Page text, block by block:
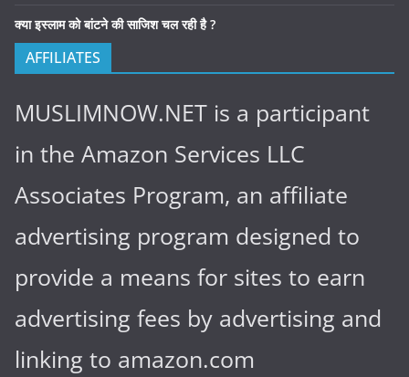
क्या इस्लाम को बांटने की साजिश चल रही है ?
AFFILIATES
MUSLIMNOW.NET is a participant
in the Amazon Services LLC
Associates Program, an affiliate
advertising program designed to
provide a means for sites to earn
advertising fees by advertising and
linking to amazon.com